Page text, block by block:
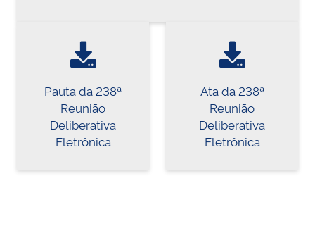
Pauta da 238ª
Reunião
Deliberativa
Eletrônica
Ata da 238ª
Reunião
Deliberativa
Eletrônica